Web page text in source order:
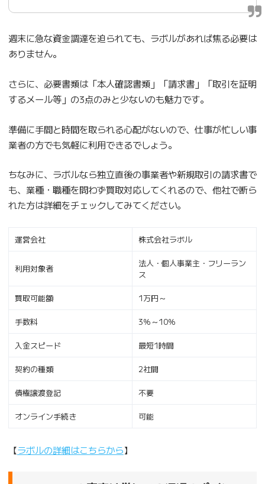
週末に急な資金調達を迫られても、ラボルがあれば焦る必要は
ありません。
さらに、必要書類は「本人確認書類」「請求書」「取引を証明
するメール等」の3点のみと少ないのも魅力です。
準備に手間と時間を取られる心配がないので、仕事が忙しい事
業者の方でも気軽に利用できるでしょう。
ちなみに、ラボルなら独立直後の事業者や新規取引の請求書で
も、業種・職種を問わず買取対応してくれるので、他社で断ら
れた方は詳細をチェックしてみてください。
運営会社 株式会社ラボル
利用対象者
法人・個人事業主・フリーラン
ス
買取可能額 1万円～
手数料 3％～10％
入金スピード 最短1時間
契約の種類 2社間
債権譲渡登記 不要
オンライン手続き 可能
【ラボルの詳細はこちらから】